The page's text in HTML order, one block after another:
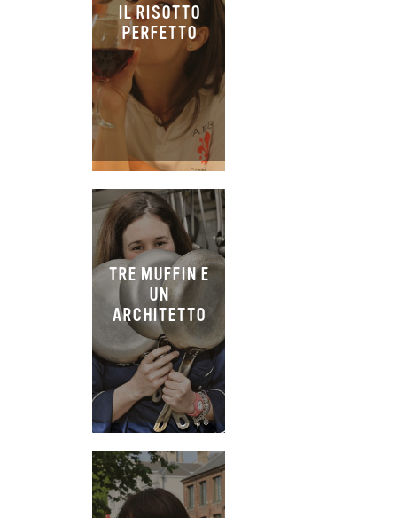
IL RISOTTO
PERFETTO
TRE MUFFIN E
UN
ARCHITETTO